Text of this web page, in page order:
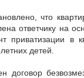
что
ответчику на
в
детей.
договор